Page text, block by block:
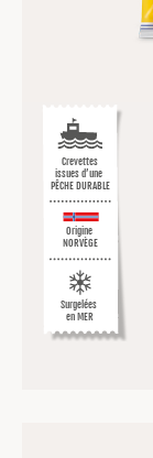
Surgelées
en MER
Crevettes
issues d’une
PÊCHE DURABLE
Origine
NORVÈGE